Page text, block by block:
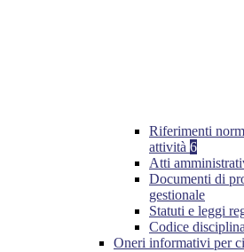
Riferimenti
attività 6
Atti
Documenti di
gestionale
Statuti e leggi
Codice
Oneri informativi per